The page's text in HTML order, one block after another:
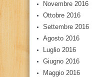
Novembre 2016
Ottobre 2016
Settembre 2016
Agosto 2016
Luglio 2016
Giugno 2016
Maggio 2016